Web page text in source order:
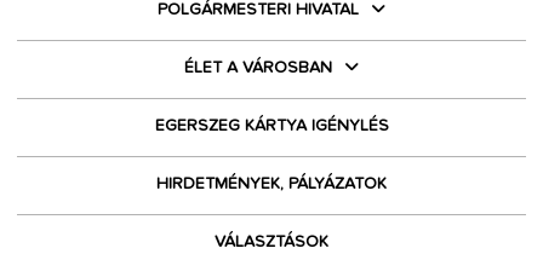
POLGÁRMESTERI HIVATAL
ÉLET A VÁROSBAN
EGERSZEG KÁRTYA IGÉNYLÉS
HIRDETMÉNYEK, PÁLYÁZATOK
VÁLASZTÁSOK